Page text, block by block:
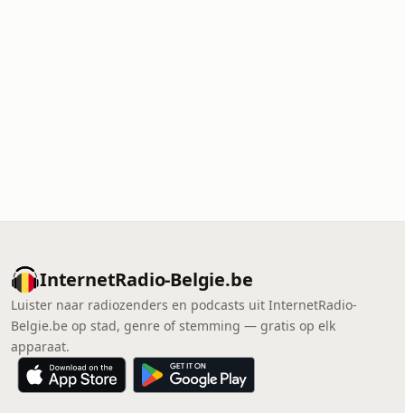
InternetRadio-Belgie.be
Luister naar radiozenders en podcasts uit InternetRadio-
Belgie.be op stad, genre of stemming — gratis op elk
apparaat.